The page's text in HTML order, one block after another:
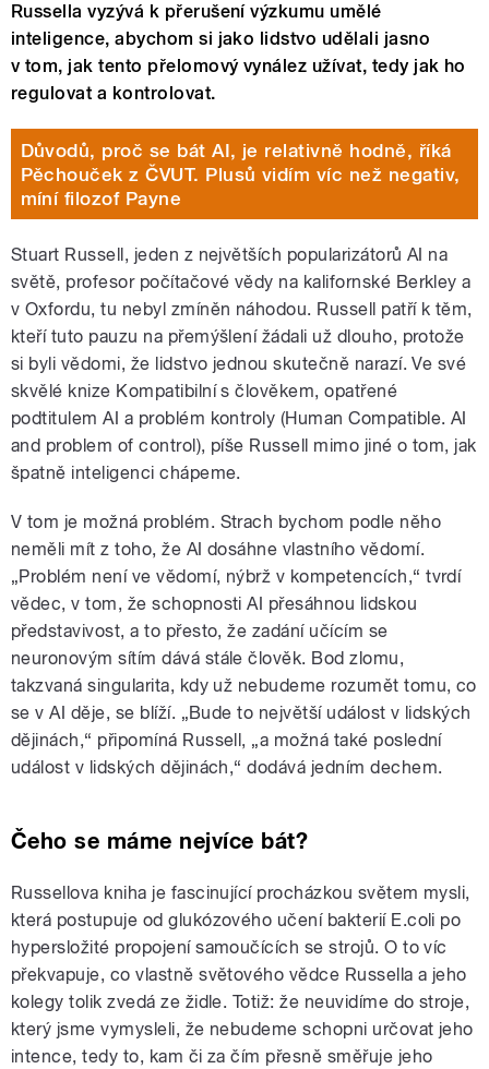
Russella vyzývá k přerušení výzkumu umělé
inteligence, abychom si jako lidstvo udělali jasno
v tom, jak tento přelomový vynález užívat, tedy jak ho
regulovat a kontrolovat.
Důvodů, proč se bát AI, je relativně hodně, říká
Pěchouček z ČVUT. Plusů vidím víc než negativ,
míní filozof Payne
Stuart Russell, jeden z největších popularizátorů AI na
světě, profesor počítačové vědy na kalifornské Berkley a
v Oxfordu, tu nebyl zmíněn náhodou. Russell patří k těm,
kteří tuto pauzu na přemýšlení žádali už dlouho, protože
si byli vědomi, že lidstvo jednou skutečně narazí. Ve své
skvělé knize Kompatibilní s člověkem, opatřené
podtitulem AI a problém kontroly (Human Compatible. AI
and problem of control), píše Russell mimo jiné o tom, jak
špatně inteligenci chápeme.
V tom je možná problém. Strach bychom podle něho
neměli mít z toho, že AI dosáhne vlastního vědomí.
„Problém není ve vědomí, nýbrž v kompetencích,“ tvrdí
vědec, v tom, že schopnosti AI přesáhnou lidskou
představivost, a to přesto, že zadání učícím se
neuronovým sítím dává stále člověk. Bod zlomu,
takzvaná singularita, kdy už nebudeme rozumět tomu, co
se v AI děje, se blíží. „Bude to největší událost v lidských
dějinách,“ připomíná Russell, „a možná také poslední
událost v lidských dějinách,“ dodává jedním dechem.
Čeho se máme nejvíce bát?
Russellova kniha je fascinující procházkou světem mysli,
která postupuje od glukózového učení bakterií E.coli po
hypersložité propojení samoučících se strojů. O to víc
překvapuje, co vlastně světového vědce Russella a jeho
kolegy tolik zvedá ze židle. Totiž: že neuvidíme do stroje,
který jsme vymysleli, že nebudeme schopni určovat jeho
intence, tedy to, kam či za čím přesně směřuje jeho